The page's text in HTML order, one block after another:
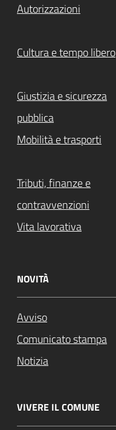
Autorizzazioni
Cultura e tempo libero
Giustizia e sicurezza
pubblica
Mobilità e trasporti
Tributi, finanze e
contravvenzioni
Vita lavorativa
NOVITÀ
Avviso
Comunicato stampa
Notizia
VIVERE IL COMUNE